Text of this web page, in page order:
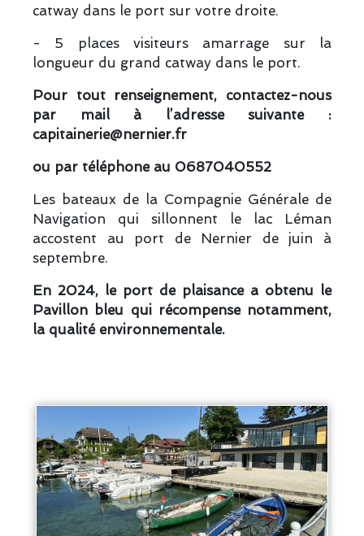
catway dans le port sur votre droite.
- 5 places visiteurs amarrage sur la
longueur du grand catway dans le port.
Pour tout renseignement, contactez-nous
par mail à l’adresse suivante :
capitainerie@nernier.fr
ou par téléphone au 0687040552
Les bateaux de la Compagnie Générale de
Navigation qui sillonnent le lac Léman
accostent au port de Nernier de juin à
septembre.
En 2024, le port de plaisance a obtenu le
Pavillon bleu qui récompense notamment,
la qualité environnementale.